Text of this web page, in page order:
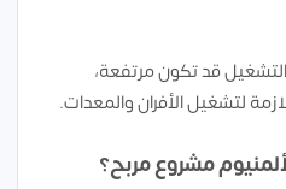
قد تكون مرتفعة،
لتشغيل الأفران والمعدات.
مشروع مربح؟